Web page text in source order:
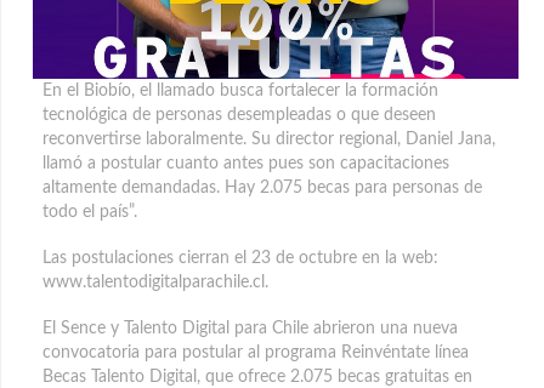
En el Biobío, el llamado busca fortalecer la formación
tecnológica de personas desempleadas o que deseen
reconvertirse laboralmente. Su director regional, Daniel Jana,
llamó a postular cuanto antes pues son capacitaciones
altamente demandadas. Hay 2.075 becas para personas de
todo el país”.
Las postulaciones cierran el 23 de octubre en la web:
www.talentodigitalparachile.cl.
El Sence y Talento Digital para Chile abrieron una nueva
convocatoria para postular al programa Reinvéntate línea
Becas Talento Digital, que ofrece 2.075 becas gratuitas en